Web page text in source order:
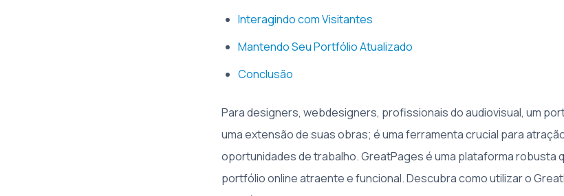
Interagindo com Visitantes
Mantendo Seu Portfólio Atualizado
Conclusão
Para designers, webdesigners, profissionais do audiovisual, um
uma extensão de suas obras; é uma ferramenta crucial para
oportunidades de trabalho. GreatPages é uma plataforma robusta
portfólio online atraente e funcional. Descubra como utilizar o